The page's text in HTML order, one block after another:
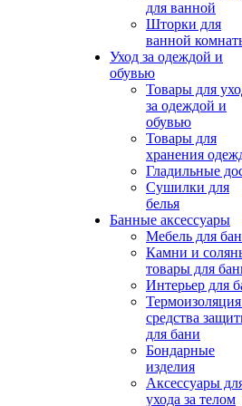
для ванной
Шторки для
ванной
Уход за одеждой и
обувью
Товары для
за одеждой и
обувью
Товары для
хранения
Гладильные
Сушилки для
белья
Банные аксессуары
Мебель для
Камни и
товары для
Интерьер для
средства
для бани
Бондарные
изделия
Аксеcсуары
ухода за телом